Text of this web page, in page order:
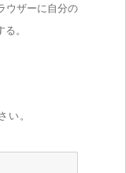
ウザーに自分の
。
い。